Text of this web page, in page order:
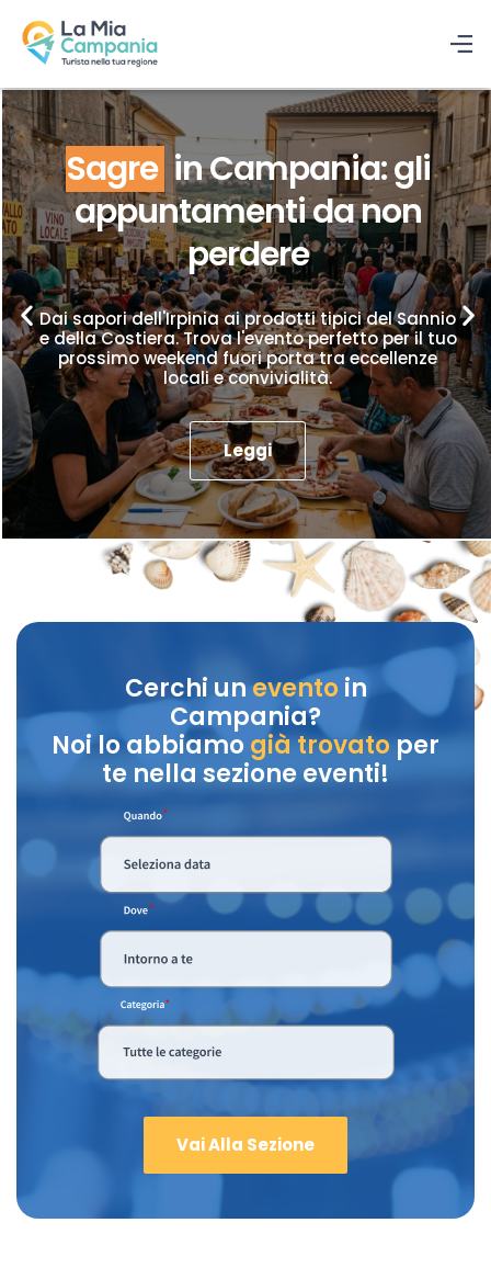
Sagre in Campania: gli
appuntamenti da non
perdere
Dai sapori dell'Irpinia ai prodotti tipici del Sannio
e della Costiera. Trova l'evento perfetto per il tuo
prossimo weekend fuori porta tra eccellenze
locali e convivialità.
Leggi
Cerchi unevento in
Campania?
Noi lo abbiamo già trovatoper
te nella sezione eventi!
Vai Alla Sezione